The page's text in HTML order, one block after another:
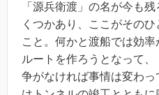
「源兵衛渡」の名が今も
くつかあり、ここがその
こと。何かと渡船では効
ルートを作ろうとなって
争がなければ事情は変わ